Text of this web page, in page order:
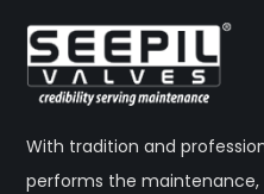
With tradition and
performs the